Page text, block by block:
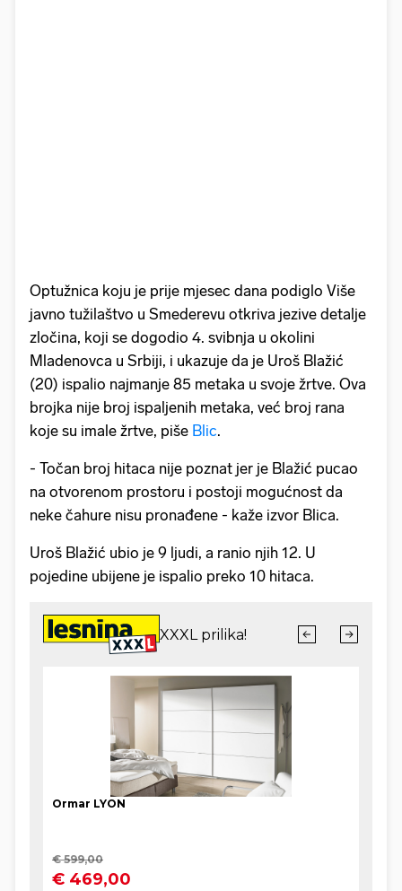
Optužnica koju je prije mjesec dana podiglo Više
javno tužilaštvo u Smederevu otkriva jezive detalje
zločina, koji se dogodio 4. svibnja u okolini
Mladenovca u Srbiji, i ukazuje da je Uroš Blažić
(20) ispalio najmanje 85 metaka u svoje žrtve. Ova
brojka nije broj ispaljenih metaka, već broj rana
koje su imale žrtve, piše Blic.
- Točan broj hitaca nije poznat jer je Blažić pucao
na otvorenom prostoru i postoji mogućnost da
neke čahure nisu pronađene - kaže izvor Blica.
Uroš Blažić ubio je 9 ljudi, a ranio njih 12. U
pojedine ubijene je ispalio preko 10 hitaca.